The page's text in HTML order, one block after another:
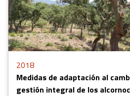
2018
Medidas de adaptación al
gestión integral de los